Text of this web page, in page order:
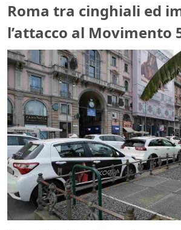
Roma tra cinghiali ed
l’attacco al Movimento